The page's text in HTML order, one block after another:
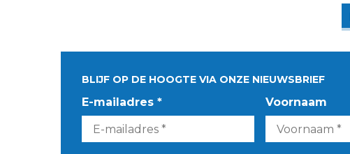
BLIJF OP DE HOOGTE VIA ONZE NIEUWSBRIEF
E-mailadres * Voornaam